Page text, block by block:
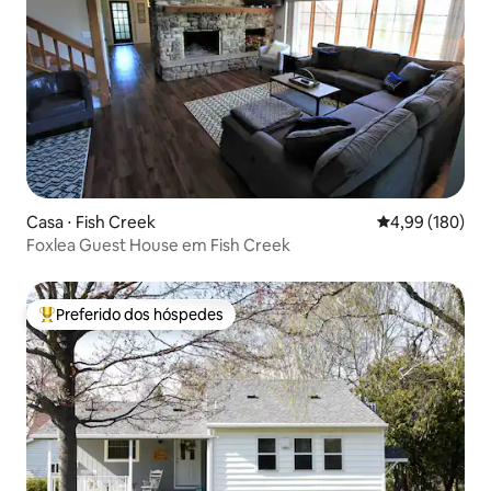
Casa ⋅ Fish Creek 4,99 de uma
4,99 (180)
Foxlea Guest House em Fish Creek
Entre os melhores preferidos dos hóspedes
Preferido dos hóspedes